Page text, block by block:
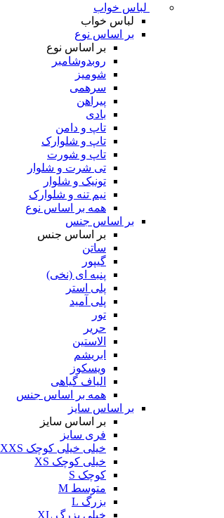
لباس خواب
لباس خواب
بر اساس نوع
بر اساس نوع
روبدوشامبر
شومیز
سرهمی
پیراهن
بادی
تاپ و دامن
تاپ و شلوارک
تاپ و شورت
تی شرت و شلوار
تونیک و شلوار
نیم تنه و شلوارک
همه بر اساس نوع
بر اساس جنس
بر اساس جنس
ساتن
گیپور
پنبه ای (نخی)
پلی استر
پلی آمید
تور
حریر
الاستین
ابریشم
ویسکوز
الیاف گیاهی
همه بر اساس جنس
بر اساس سایز
بر اساس سایز
فری سایز
خیلی خیلی کوچک XXS
خیلی کوچک XS
کوچک S
متوسط M
بزرگ L
خیلی بزرگ XL